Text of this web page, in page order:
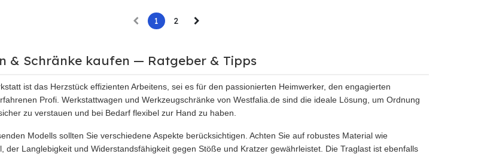
1 2
& Schränke kaufen — Ratgeber & Tipps
ist das Herzstück effizienten Arbeitens, sei es für den passionierten Heimwerker, den engagierten
Profi. Werkstattwagen und Werkzeugschränke von Westfalia.de sind die ideale Lösung, um Ordnung
zu verstauen und bei Bedarf flexibel zur Hand zu haben.
Modells sollten Sie verschiedene Aspekte berücksichtigen. Achten Sie auf robustes Material wie
der Langlebigkeit und Widerstandsfähigkeit gegen Stöße und Kratzer gewährleistet. Die Traglast ist ebenfalls